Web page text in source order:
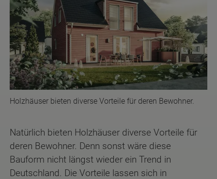
Holzhäuser bieten diverse Vorteile für deren Bewohner.
Natürlich bieten Holzhäuser diverse Vorteile für
deren Bewohner. Denn sonst wäre diese
Bauform nicht längst wieder ein Trend in
Deutschland. Die Vorteile lassen sich in